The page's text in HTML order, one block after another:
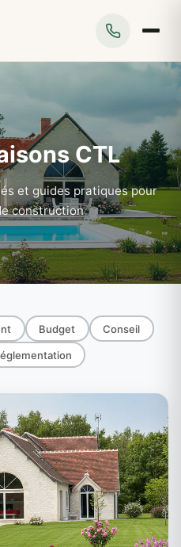
CTL
et guides pratiques pour
construction
Budget Conseil